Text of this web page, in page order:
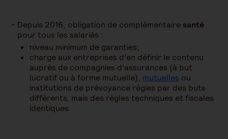
Depuis 2016, obligation de complémentaire santé
pour tous les salariés :
niveau minimum de garanties;
charge aux entreprises d’en définir le contenu
auprès de compagnies d’assurances (à but
lucratif ou à forme mutuelle), mutuelles ou
institutions de prévoyance régies par des buts
différents, mais des règles techniques et fiscales
identiques.